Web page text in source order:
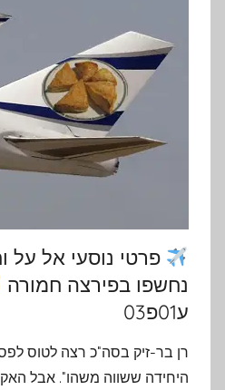
פרטי נוסעי אל על
נחשפו בפירצה חמורה
ע01פ03
רן בר-זיק בסה"כ רצה לטוס
היחידה ששווה משהו". אבל